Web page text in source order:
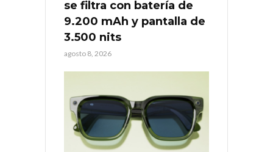
se filtra con batería de
9.200 mAh y pantalla de
3.500 nits
agosto 8, 2026